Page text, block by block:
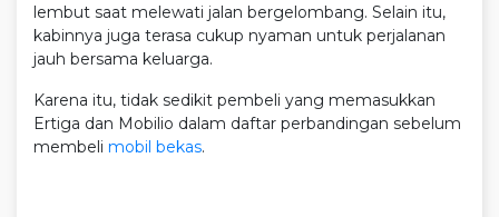
lembut saat melewati jalan bergelombang. Selain itu,
kabinnya juga terasa cukup nyaman untuk perjalanan
jauh bersama keluarga.
Karena itu, tidak sedikit pembeli yang memasukkan
Ertiga dan Mobilio dalam daftar perbandingan sebelum
membeli mobil bekas.